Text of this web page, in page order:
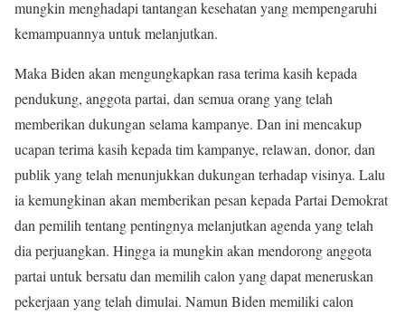
mungkin menghadapi tantangan kesehatan yang mempengaruhi
kemampuannya untuk melanjutkan.
Maka Biden akan mengungkapkan rasa terima kasih kepada
pendukung, anggota partai, dan semua orang yang telah
memberikan dukungan selama kampanye. Dan ini mencakup
ucapan terima kasih kepada tim kampanye, relawan, donor, dan
publik yang telah menunjukkan dukungan terhadap visinya. Lalu
ia kemungkinan akan memberikan pesan kepada Partai Demokrat
dan pemilih tentang pentingnya melanjutkan agenda yang telah
dia perjuangkan. Hingga ia mungkin akan mendorong anggota
partai untuk bersatu dan memilih calon yang dapat meneruskan
pekerjaan yang telah dimulai. Namun Biden memiliki calon